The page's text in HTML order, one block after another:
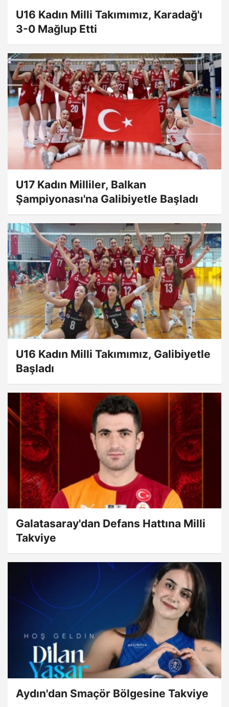
U16 Kadın Milli Takımımız, Karadağ'ı
3-0 Mağlup Etti
U17 Kadın Milliler, Balkan
Şampiyonası'na Galibiyetle Başladı
U16 Kadın Milli Takımımız, Galibiyetle
Başladı
Galatasaray'dan Defans Hattına Milli
Takviye
Aydın'dan Smaçör Bölgesine Takviye